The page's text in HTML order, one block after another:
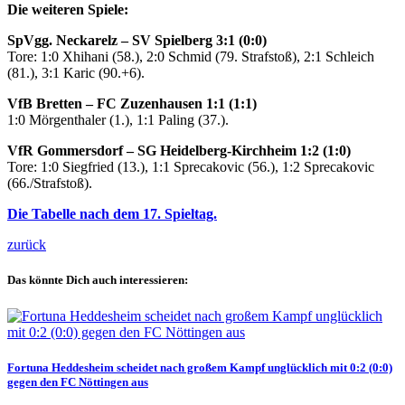
Die weiteren Spiele:
SpVgg. Neckarelz – SV Spielberg 3:1 (0:0)
Tore: 1:0 Xhihani (58.), 2:0 Schmid (79. Strafstoß), 2:1 Schleich
(81.), 3:1 Karic (90.+6).
VfB Bretten – FC Zuzenhausen 1:1 (1:1)
1:0 Mörgenthaler (1.), 1:1 Paling (37.).
VfR Gommersdorf – SG Heidelberg-Kirchheim 1:2 (1:0)
Tore: 1:0 Siegfried (13.), 1:1 Sprecakovic (56.), 1:2 Sprecakovic
(66./Strafstoß).
Die Tabelle nach dem 17. Spieltag.
zurück
Das könnte Dich auch interessieren:
Fortuna Heddesheim scheidet nach großem Kampf unglücklich mit 0:2 (0:0)
gegen den FC Nöttingen aus